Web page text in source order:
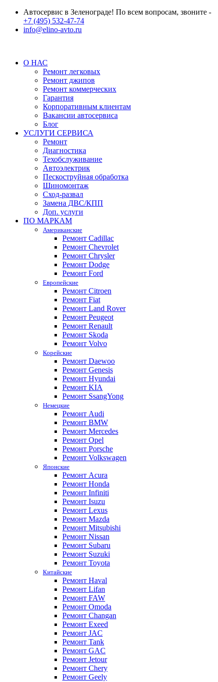
Автосервис в Зеленограде! По всем вопросам, звоните -
+7 (495) 532-47-74
info@elino-avto.ru
О НАС
Ремонт легковых
Ремонт джипов
Ремонт коммерческих
Гарантия
Корпоративным клиентам
Вакансии автосервиса
Блог
УСЛУГИ СЕРВИСА
Ремонт
Диагностика
Техобслуживание
Автоэлектрик
Пескоструйная обработка
Шиномонтаж
Сход-развал
Замена ДВС/КПП
Доп. услуги
ПО МАРКАМ
Американские
Ремонт Cadillac
Ремонт Chevrolet
Ремонт Chrysler
Ремонт Dodge
Ремонт Ford
Европейские
Ремонт Citroen
Ремонт Fiat
Ремонт Land Rover
Ремонт Peugeot
Ремонт Renault
Ремонт Skoda
Ремонт Volvo
Корейские
Ремонт Daewoo
Ремонт Genesis
Ремонт Hyundai
Ремонт KIA
Ремонт SsangYong
Немецкие
Ремонт Audi
Ремонт BMW
Ремонт Mercedes
Ремонт Opel
Ремонт Porsche
Ремонт Volkswagen
Японские
Ремонт Acura
Ремонт Honda
Ремонт Infiniti
Ремонт Isuzu
Ремонт Lexus
Ремонт Mazda
Ремонт Mitsubishi
Ремонт Nissan
Ремонт Subaru
Ремонт Suzuki
Ремонт Toyota
Китайские
Ремонт Haval
Ремонт Lifan
Ремонт FAW
Ремонт Omoda
Ремонт Changan
Ремонт Exeed
Ремонт JAC
Ремонт Tank
Ремонт GAC
Ремонт Jetour
Ремонт Chery
Ремонт Geely